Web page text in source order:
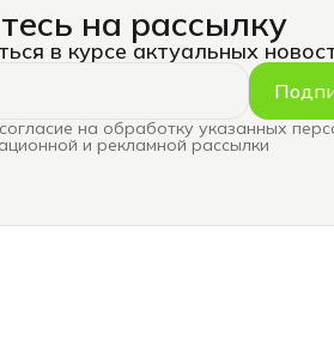
на рассылку
в курсе актуальных
на обработку указанных
и рекламной рассылки